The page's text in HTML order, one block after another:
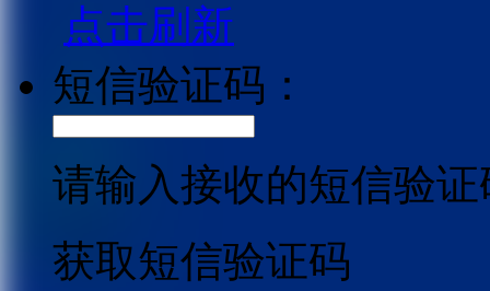
点击刷新
短信验证码：
请输入接收的短信验证
获取短信验证码